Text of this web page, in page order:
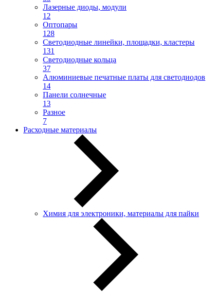
Лазерные диоды, модули
12
Оптопары
128
Светодиодные линейки, площадки, кластеры
131
Светодиодные кольца
37
Алюминиевые печатные платы для светодиодов
14
Панели солнечные
13
Разное
7
Расходные материалы
Химия для электроники, материалы для пайки